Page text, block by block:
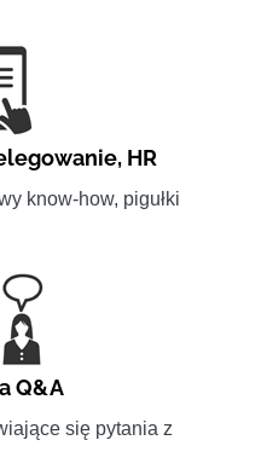
, HR
know-how, pigułki
Q&A
się pytania z